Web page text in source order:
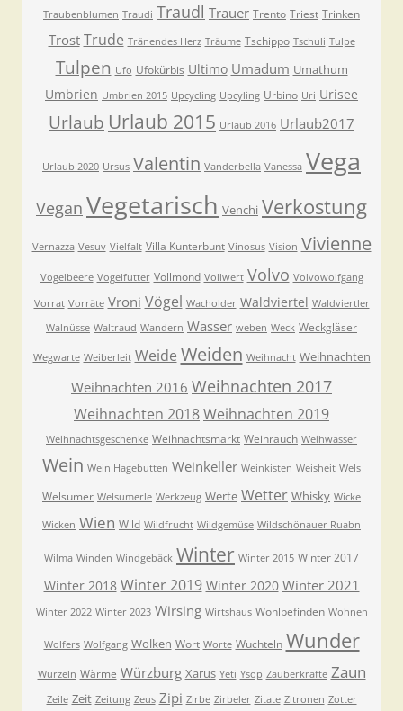
Traubenblumen Traudi Traudl Trauer Trento Triest Trinken
Trost Trude Tränendes Herz Träume Tschippo Tschuli Tulpe
Tulpen Ufo Ufokürbis Ultimo Umadum Umathum
Umbrien Umbrien 2015 Upcycling Upcyling Urbino Uri Urisee
Urlaub Urlaub 2015 Urlaub 2016 Urlaub2017
Urlaub 2020 Ursus Valentin Vanderbella Vanessa Vega
Vegan Vegetarisch Venchi Verkostung
Vernazza Vesuv Vielfalt Villa Kunterbunt Vinosus Vision Vivienne
Vogelbeere Vogelfutter Vollmond Vollwert Volvo Volvowolfgang
Vorrat Vorräte Vroni Vögel Wacholder Waldviertel Waldviertler
Walnüsse Waltraud Wandern Wasser weben Weck Weckgläser
Wegwarte Weiberleit Weide Weiden Weihnacht Weihnachten
Weihnachten 2016 Weihnachten 2017
Weihnachten 2018Weihnachten 2019
Weihnachtsgeschenke Weihnachtsmarkt Weihrauch Weihwasser
Wein Wein Hagebutten Weinkeller Weinkisten Weisheit Wels
Welsumer Welsumerle Werkzeug Werte Wetter Whisky Wicke
Wicken Wien Wild Wildfrucht Wildgemüse Wildschönauer Ruabn
Wilma Winden Windgebäck Winter Winter 2015 Winter 2017
Winter 2018 Winter 2019 Winter 2020 Winter 2021
Winter 2022 Winter 2023 Wirsing Wirtshaus Wohlbefinden Wohnen
Wolfers Wolfgang Wolken Wort Worte Wuchteln Wunder
Wurzeln Wärme Würzburg Xarus Yeti Ysop Zauberkräfte Zaun
Zeile Zeit Zeitung Zeus Zipi Zirbe Zirbeler Zitate Zitronen Zotter